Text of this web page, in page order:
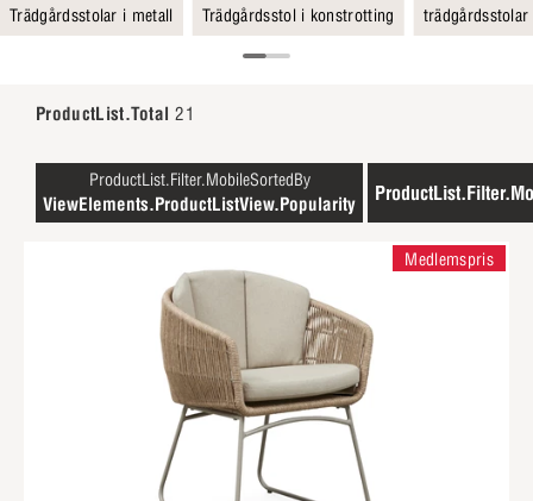
Trädgårdsstolar i metall Trädgårdsstol i konstrotting
ProductList.Total 21
ProductList.Filter.MobileSortedBy
ViewElements.ProductListView.Popularity
Medlemspris